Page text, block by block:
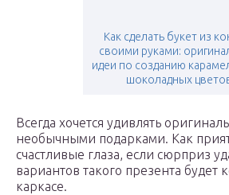
Как сделать букет из
своими руками:
идеи по созданию
шоколадных
Всегда хочется удивлять
необычными подарками. Как
счастливые глаза, если сюрприз
вариантов такого презента будет
каркасе.